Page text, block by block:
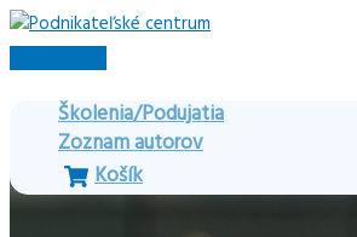
Preskočiť
na
Hlavné
Školenia/Podujatia
Zoznam autorov
Košík